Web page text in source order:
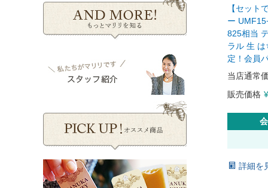
【セット
ー
825相当
ラル 生
定！会員
当店通常
販売価格 ¥
詳細を